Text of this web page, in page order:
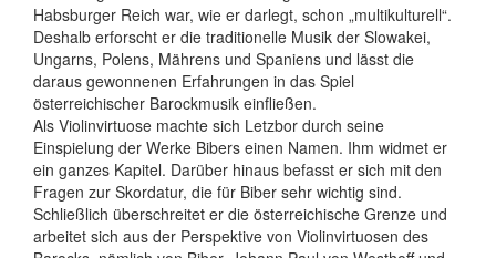
Habsburger Reich war, wie er darlegt, schon „multikulturell“.
Deshalb erforscht er die traditionelle Musik der Slowakei,
Ungarns, Polens, Mährens und Spaniens und lässt die
daraus gewonnenen Erfahrungen in das Spiel
österreichischer Barockmusik einfließen.
Als Violinvirtuose machte sich Letzbor durch seine
Einspielung der Werke Bibers einen Namen. Ihm widmet er
ein ganzes Kapitel. Darüber hinaus befasst er sich mit den
Fragen zur Skordatur, die für Biber sehr wichtig sind.
Schließlich überschreitet er die österreichische Grenze und
arbeitet sich aus der Perspektive von Violinvirtuosen des